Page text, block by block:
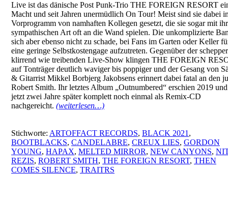
Live ist das dänische Post Punk-Trio THE FOREIGN RESORT
Macht und seit Jahren unermüdlich On Tour! Meist sind sie dabei
Vorprogramm von namhaften Kollegen gesetzt, die sie sogar mit
sympathischen Art oft an die Wand spielen. Die unkomplizierte
sich aber ebenso nicht zu schade, bei Fans im Garten oder Keller
eine geringe Selbstkostengage aufzutreten. Gegenüber der
klirrend wie treibenden Live-Show klingen THE FOREIGN
auf Tonträger deutlich waviger bis poppiger und der Gesang von
& Gitarrist Mikkel Borbjerg Jakobsens erinnert dabei fatal an den
Robert Smith. Ihr letztes Album „Outnumbered“ erschien 2019
jetzt zwei Jahre später komplett noch einmal als Remix-CD
nachgereicht. (weiterlesen…)
Stichworte: ARTOFFACT RECORDS, BLACK 2021 ,
BOOTBLACKS, CANDELABRE, CREUX LIES, GORDON
YOUNG, HAPAX, MELTED MIRROR, NEW CANYONS,
REZIS, ROBERT SMITH, THE FOREIGN RESORT, THEN
COMES SILENCE, TRAITRS